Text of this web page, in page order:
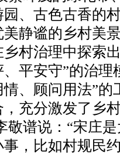
园、古色古香
静谧的乡村美
村治理中探索
平安守”的治理
、顾问用法”的
充分激发了乡
敬谱说：“宋庄
，比如村规民